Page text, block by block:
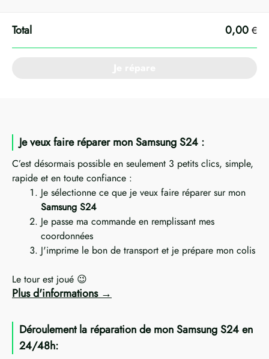
0,00 €
Je veux faire réparer mon Samsung S24 :
C’est désormais possible en seulement 3 petits clics, simple,
rapide et en toute confiance :
Je sélectionne ce que je veux faire réparer sur mon
Samsung S24
Je passe ma commande en remplissant mes
coordonnées
J'imprime le bon de transport et je prépare mon colis
Le tour est joué 😉
Plus d'informations
Déroulement la réparation de mon Samsung S24 en
24/48h: